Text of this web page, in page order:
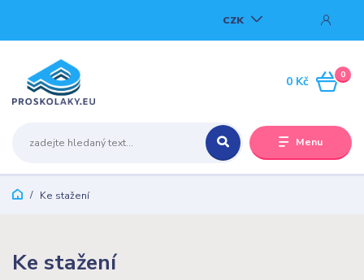
Menu
CZK
0
0 Kč
Ke stažení
Ke stažení